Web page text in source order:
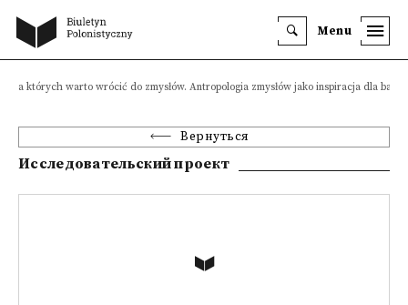
Menu
dla których warto wrócić do zmysłów. Antropologia zmysłów jako inspiracja dla
Вернуться
Исследовательский проект